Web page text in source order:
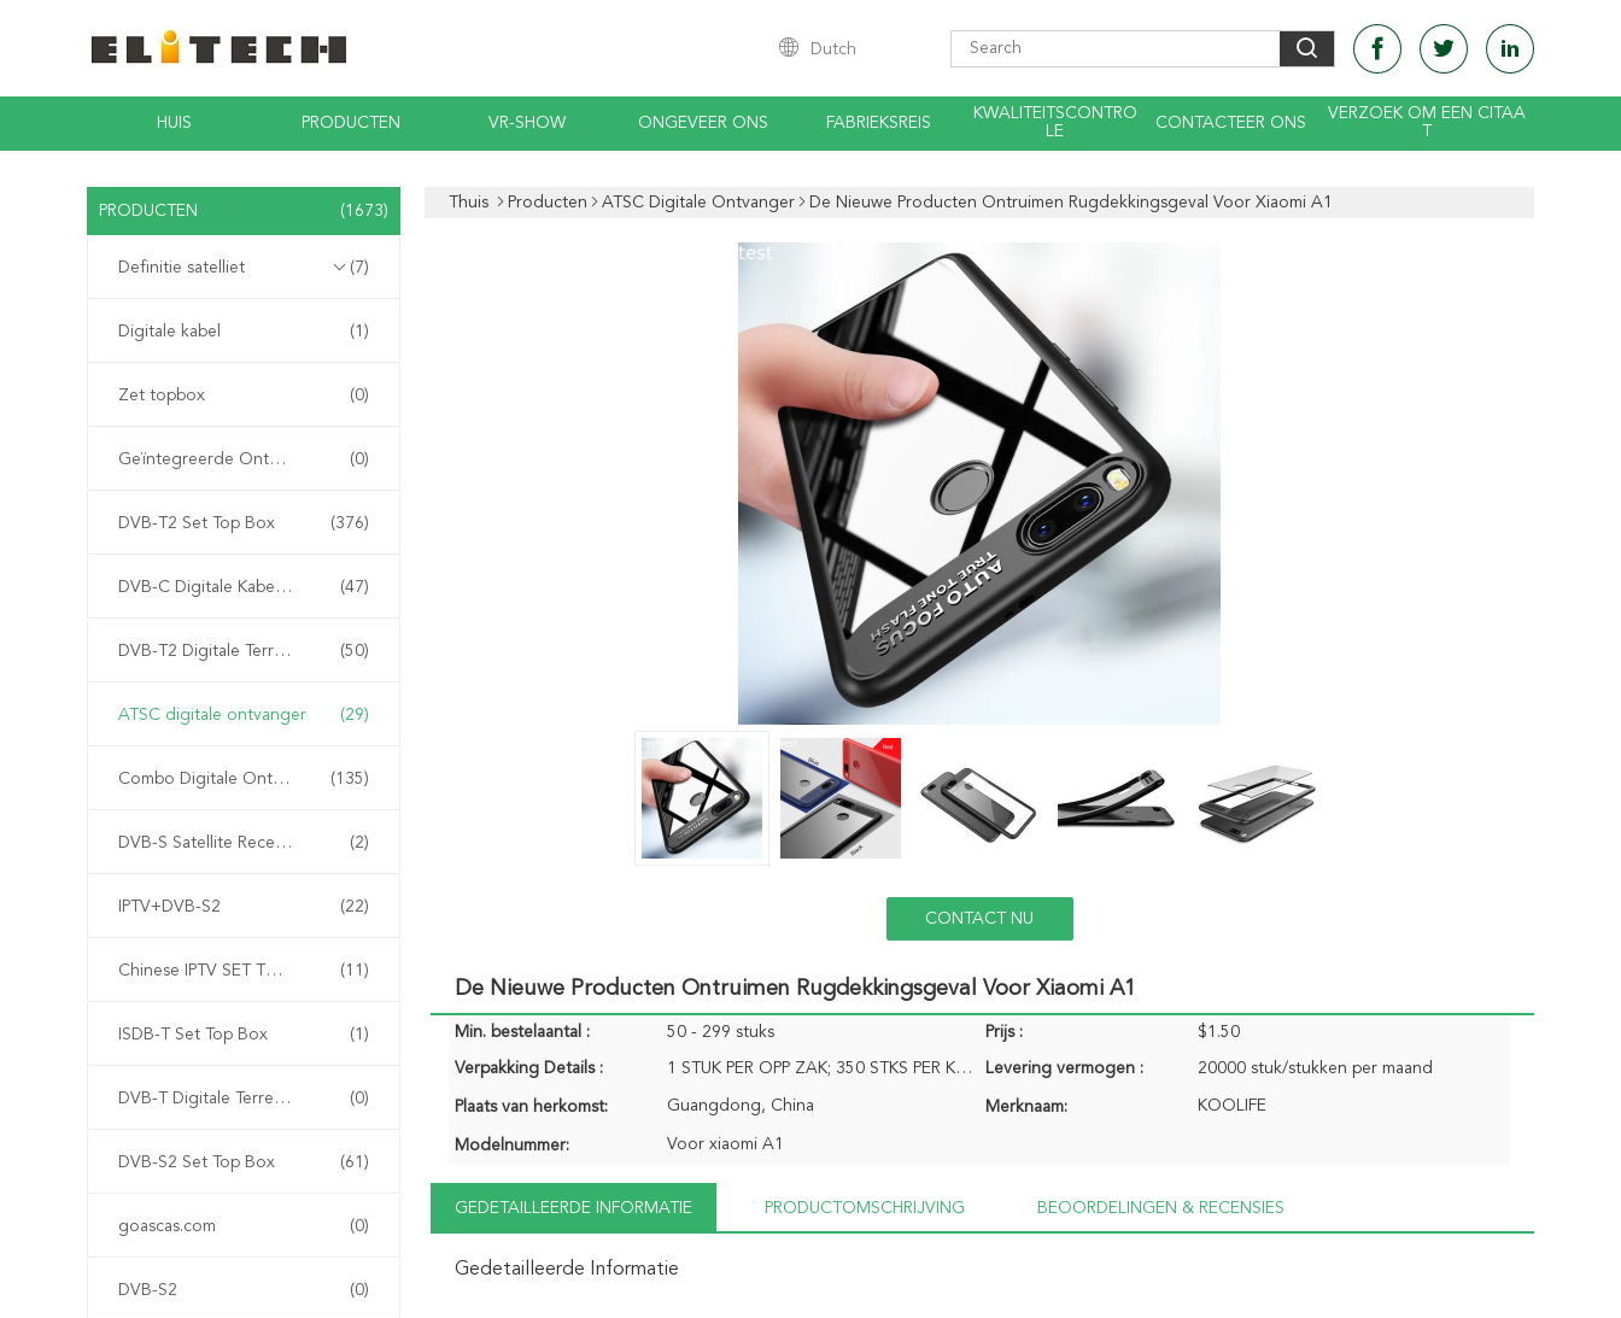
Dutch
HUIS PRODUCTEN VR-SHOW ONGEVEER ONS FABRIEKSREIS
KWALITEITSCONTRO
LE
CONTACTEER ONS
VERZOEK OM EEN CITAA
PRODUCTEN (1673)
Definitie satelliet (7)
Digitale kabel (1)
Zet topbox (0)
Geïntegreerde Ontvanger Decoder (0)
DVB-T2 Set Top Box (376)
DVB-C Digitale Kabelontvanger (47)
DVB-T2 Digitale Terrestriële Ontvanger (50)
ATSC digitale ontvanger (29)
Combo Digitale Ontvanger (135)
DVB-S Satellite Receiver (2)
IPTV+DVB-S2 (22)
Chinese IPTV SET TOP BOX (11)
ISDB-T Set Top Box (1)
DVB-T Digitale Terrestriële Ontvanger (0)
DVB-S2 Set Top Box (61)
goascas.com (0)
DVB-S2 (0)
Thuis Producten ATSC Digitale Ontvanger De Nieuwe Producten Ontruimen Rugdekkingsgeval Voor Xiaomi A1
CONTACT NU
De Nieuwe Producten Ontruimen Rugdekkingsgeval Voor Xiaomi A1
Min. bestelaantal : 50 - 299 stuks Prijs : $1.50
Verpakking Details : 1 STUK PER OPP ZAK; 350 STKS PER KARTONNEN DOOS KARTONNEN DOOS MAAT: 500*400*400 MM G/W: 19 KG/CTN N Levering vermogen : 20000 stuk/stukken per maand
Plaats van herkomst: Guangdong, China Merknaam: KOOLIFE
Modelnummer: Voor xiaomi A1
GEDETAILLEERDE INFORMATIE PRODUCTOMSCHRIJVING BEOORDELINGEN & RECENSIES
Gedetailleerde Informatie